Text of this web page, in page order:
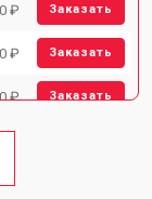
₽ Заказать
₽ Заказать
₽ Заказать